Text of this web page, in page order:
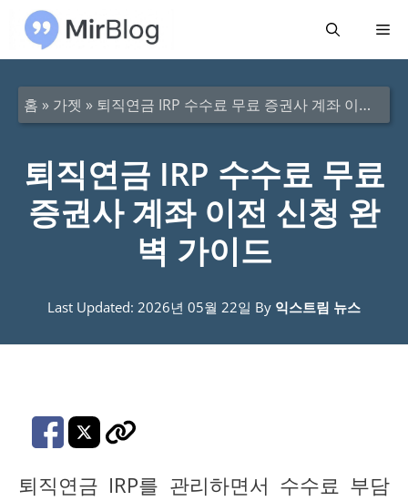
메
홈 » 가젯 » 퇴직연금 IRP 수수료 무료 증권사 계좌 이전 신청 완벽 가이드
퇴직연금 IRP 수수료 무료
증권사 계좌 이전 신청 완
벽 가이드
Last Updated: 2026년 05월 22일 By 익스트림 뉴스
퇴직연금 IRP를 관리하면서 수수료 부담